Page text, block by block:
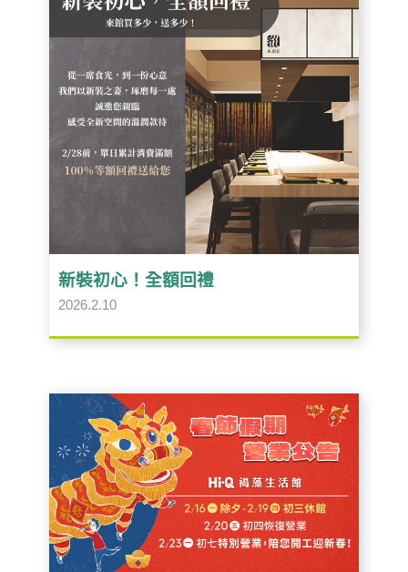
新裝初心！全額回禮
2026.2.10